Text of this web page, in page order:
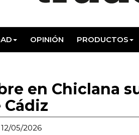
OPINIÓN PRODUCTOS
en Chiclana
12/05/2026